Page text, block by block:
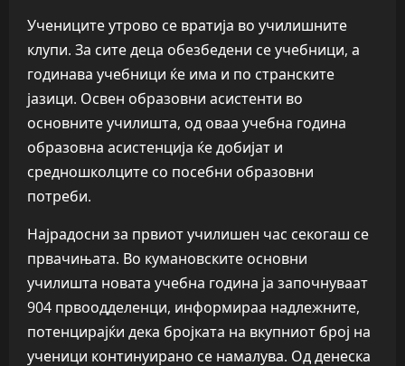
Учениците утрово се вратија во училишните
клупи. За сите деца обезбедени се учебници, а
годинава учебници ќе има и по странските
јазици. Освен образовни асистенти во
основните училишта, од оваа учебна година
образовна асистенција ќе добијат и
средношколците со посебни образовни
потреби.
Најрадосни за првиот училишен час секогаш се
првачињата. Во кумановските основни
училишта новата учебна година ја започнуваат
904 првоодделенци, информираа надлежните,
потенцирајќи дека бројката на вкупниот број на
ученици континуирано се намалува. Од денеска